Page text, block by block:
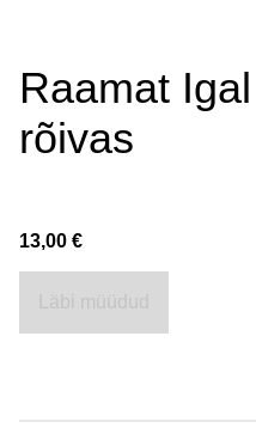
Raamat
rõivas
13,00 €